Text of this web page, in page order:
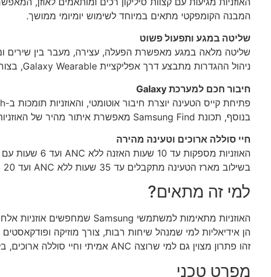
המבנה הקומפקטי מתאים במיוחד לשימוש יומיומי ממושך.
שליטה במגע ותפעול פשוט
שליטה מלאה במגע מאפשרת הפעלה, עצירה, מעבר בין שירים
ניהול ההגדרות מתבצע דרך אפליקציית Galaxy Wearable, בצורה ברורה ונוחה.
חיבור חכם למערכת Galaxy
פתיחת קייס הטעינה יוצרת חיבור אוטומטי, והאוזניות תומכות ב-Auto Switch למעבר חלק בין מכשירי Samsung תואמים.
בנוסף, תכונת Samsung Find מאפשרת איתור מהיר של האוזניות במקרה של אובדן.
חיי סוללה ארוכים וטעינה מהירה
האוזניות מספקות עד 10 שעות האזנה ללא
ANC ועד 6 שעות עם
בשילוב מארז הטעינה מתקבלים עד 35 שעות ללא
ANC ועד 20 שעות עם
למי זה מתאים?
האוזניות מתאימות למשתמשי Samsung שמחפשים אוזניות אלחוטיות חכמות לשימוש יומיומי, עם דגש על נוחות, חיבור חלק ויכולות AI מתקדמות.
הן אידיאליות למי שמנהל שיחות רבות, צורך מוזיקה
זהו פתרון מצוין גם למי שרוצה ANC אמיתי וחיי סוללה ארוכים,
מפרט טכני